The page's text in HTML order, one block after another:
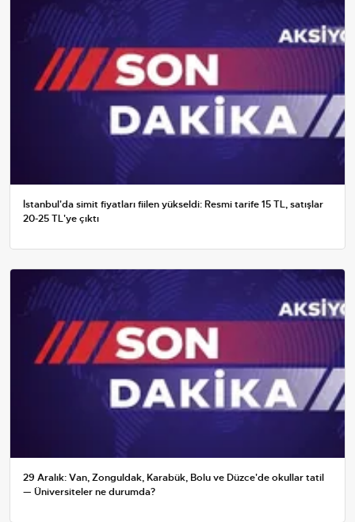
İstanbul'da simit fiyatları fiilen yükseldi: Resmi tarife 15 TL, satışlar
20-25 TL'ye çıktı
29 Aralık: Van, Zonguldak, Karabük, Bolu ve Düzce'de okullar tatil
— Üniversiteler ne durumda?